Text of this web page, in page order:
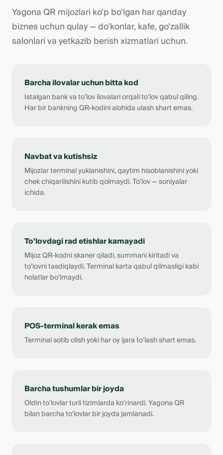
Yagona QR mijozlari ko'p bo'lgan har qanday
biznes uchun qulay — do'konlar, kafe, go'zallik
salonlari va yetkazib berish xizmatlari uchun.
Barcha ilovalar uchun bitta kod
Istalgan bank va to'lov ilovalari orqali to'lov qabul qiling.
Har bir bankning QR-kodini alohida ulash shart emas.
Navbat va kutishsiz
Mijozlar terminal yuklanishini, qaytim hisoblanishini yoki
chek chiqarilishini kutib qolmaydi. To'lov — soniyalar
ichida.
To'lovdagi rad etishlar kamayadi
Mijoz QR-kodni skaner qiladi, summani kiritadi va
to'lovni tasdiqlaydi. Terminal karta qabul qilmasligi kabi
holatlar bo'lmaydi.
POS-terminal kerak emas
Terminal sotib olish yoki har oy ijara to'lash shart emas.
Barcha tushumlar bir joyda
Oldin to'lovlar turli tizimlarda ko'rinardi. Yagona QR
bilan barcha to'lovlar bir joyda jamlanadi.